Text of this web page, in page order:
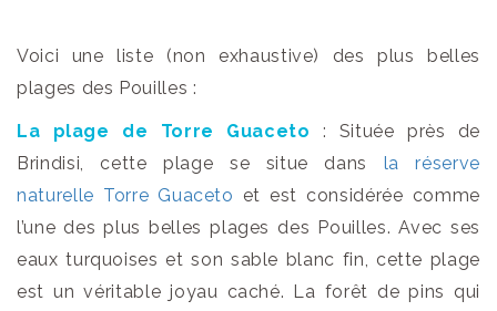
Voici une liste (non exhaustive) des plus belles
plages des Pouilles :
La plage de Torre Guaceto
: Située près de
Brindisi, cette plage se situe dans la réserve
naturelle Torre Guaceto et est considérée comme
l’une des plus belles plages des Pouilles. Avec ses
eaux turquoises et son sable blanc fin, cette plage
est un véritable joyau caché. La forêt de pins qui